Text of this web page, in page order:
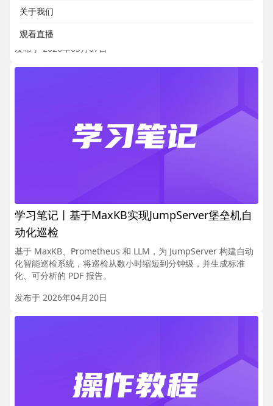
关于我们
观看直播
MaxKB开源企业级智能体平台v2.9.0版本发布
发布于 2026年05月07日
学习笔记丨基于MaxKB实现JumpServer堡垒机自
动化巡检
基于 MaxKB、Prometheus 和 LLM，为 JumpServer 构建自动
化智能巡检系统，将巡检从数小时缩短到分钟级，并生成标准
化、可分析的 PDF 报告。
发布于 2026年04月20日